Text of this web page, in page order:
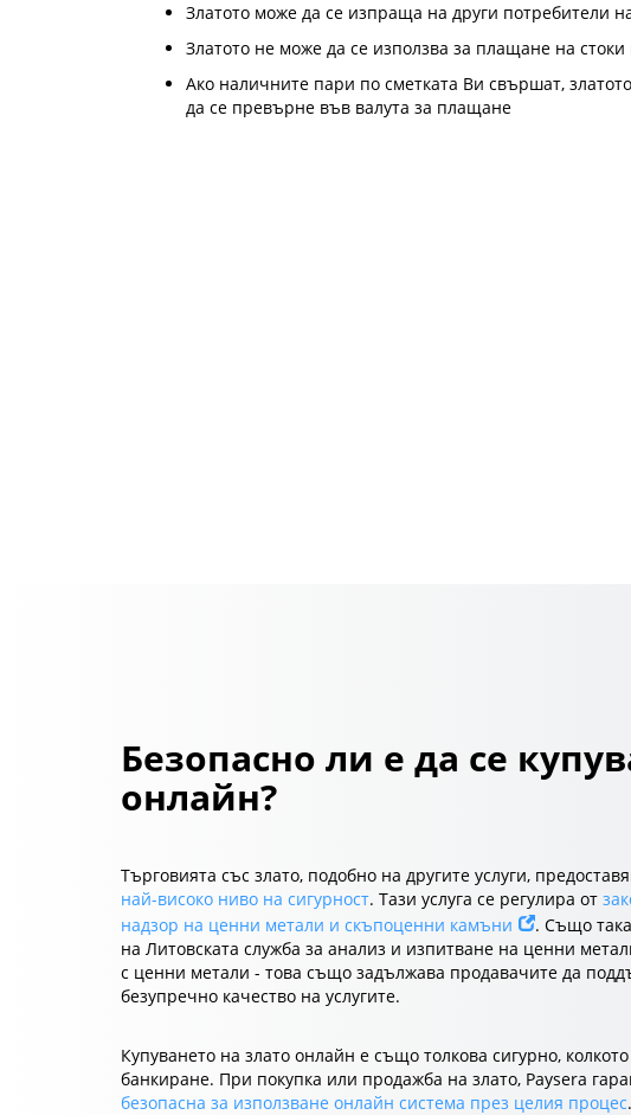
Златото може да се изпраща на други потребители
Златото не може да се използва за плащане на стоки
Ако наличните пари по сметката Ви свършат,
да се превърне във валута за плащане
Безопасно ли е да се
онлайн?
Търговията със злато, подобно на другите услуги,
най-високо ниво на сигурност. Тази услуга се регулира от
надзор на ценни метали и скъпоценни камъни
. Също
на Литовската служба за анализ и изпитване на ценни
с ценни метали - това също задължава продавачите да
безупречно качество на услугите.
Купуването на злато онлайн е също толкова сигурно,
банкиране. При покупка или продажба на злато, Paysera
безопасна за използване онлайн система през целия процес.